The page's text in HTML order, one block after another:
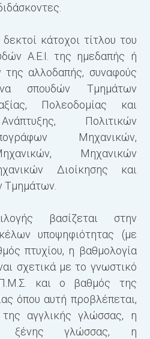
κάτοχοι τίτλου του
Α.Ε.Ι. της ημεδαπής ή
της αλλοδαπής, συναφούς
σπουδών Τμημάτων
Πολεοδομίας και
Πολιτικών
Μηχανικών,
Μηχανικών
Διοίκησης και
Τμημάτων.
βασίζεται στην
υποψηφιότητας (με
πτυχίου, η βαθμολογία
σχετικά με το γνωστικό
και ο βαθμός της
όπου αυτή προβλέπεται,
αγγλικής γλώσσας, η
ξένης γλώσσας, η